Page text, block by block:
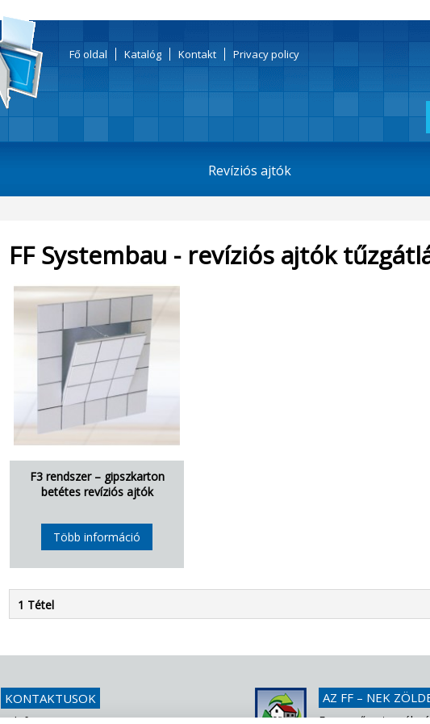
Fő oldal Katalóg Kontakt Privacy policy
Revíziós ajtók
FF Systembau - revíziós ajtók
F3 rendszer – gipszkarton
betétes revíziós ajtók
Több információ
1 Tétel
KONTAKTUSOK AZ FF – NEK
Egyszerűen tessék